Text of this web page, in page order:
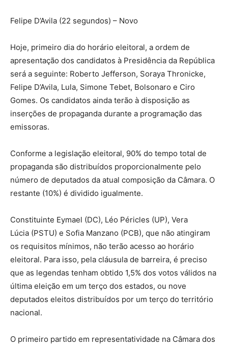
Felipe D’Avila (22 segundos) – Novo
Hoje, primeiro dia do horário eleitoral, a ordem de
apresentação dos candidatos à Presidência da República
será a seguinte: Roberto Jefferson, Soraya Thronicke,
Felipe D’Avila, Lula, Simone Tebet, Bolsonaro e Ciro
Gomes. Os candidatos ainda terão à disposição as
inserções de propaganda durante a programação das
emissoras.
Conforme a legislação eleitoral, 90% do tempo total de
propaganda são distribuídos proporcionalmente pelo
número de deputados da atual composição da Câmara. O
restante (10%) é dividido igualmente.
Constituinte Eymael (DC), Léo Péricles (UP), Vera
Lúcia (PSTU) e Sofia Manzano (PCB), que não atingiram
os requisitos mínimos, não terão acesso ao horário
eleitoral. Para isso, pela cláusula de barreira, é preciso
que as legendas tenham obtido 1,5% dos votos válidos na
última eleição em um terço dos estados, ou nove
deputados eleitos distribuídos por um terço do território
nacional.
O primeiro partido em representatividade na Câmara dos